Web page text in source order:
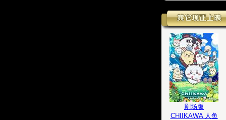
剧场版
CHIIKAWA 人鱼